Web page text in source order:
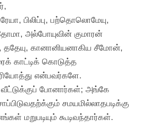
பிலிப்பு, பற்தொலொமேயு,
அல்போயுவின் குமாரன்
ததேயு, கானானியனாகிய சீமோன்,
காட்டிக் கொடுத்த
என்பவர்களே.
வீட்டுக்குப் போனார்கள்; அங்கே
சமயமில்லாதபடிக்கு
மறுபடியும் கூடிவந்தார்கள்.